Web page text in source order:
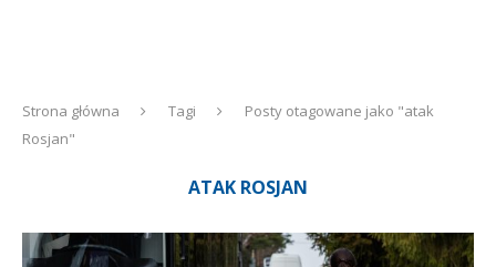
Strona główna Tagi
Posty otagowane jako "atak
Rosjan"
ATAK ROSJAN